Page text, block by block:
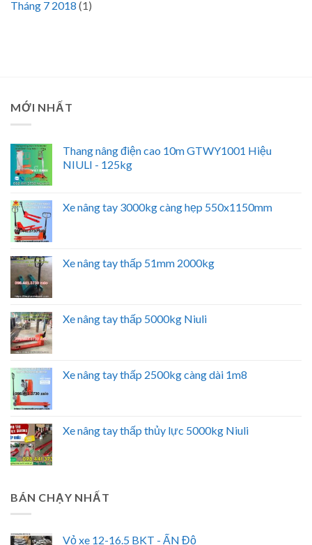
Tháng 7 2018 (1)
MỚI NHẤT
Thang nâng điện cao 10m GTWY1001 Hiệu
NIULI - 125kg
Xe nâng tay 3000kg càng hẹp 550x1150mm
Xe nâng tay thấp 51mm 2000kg
Xe nâng tay thấp 5000kg Niuli
Xe nâng tay thấp 2500kg càng dài 1m8
Xe nâng tay thấp thủy lực 5000kg Niuli
BÁN CHẠY NHẤT
Vỏ xe 12-16.5 BKT - ẤN Độ